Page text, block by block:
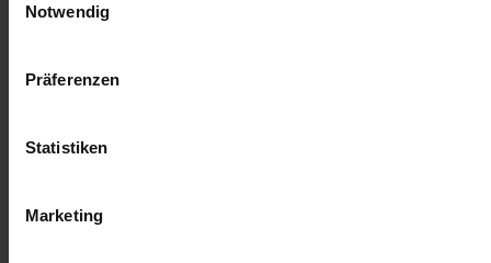
Notwendig
Präferenzen
Statistiken
Marketing